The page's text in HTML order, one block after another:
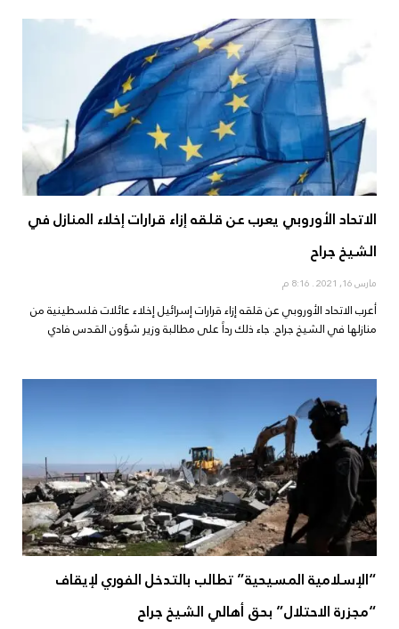
الاتحاد الأوروبي يعرب عن قلقه إزاء قرارات إخلاء المنازل في
الشيخ جراح
مارس 16, 2021
أعرب الاتحاد الأوروبي عن قلقه إزاء قرارات إسرائيل إخلاء عائلات فلسطينية من
منازلها في الشيخ جراح. جاء ذلك رداً على مطالبة وزير شؤون القدس فادي
“الإسلامية المسيحية” تطالب بالتدخل الفوري لإيقاف
“مجزرة الاحتلال” بحق أهالي الشيخ جراح